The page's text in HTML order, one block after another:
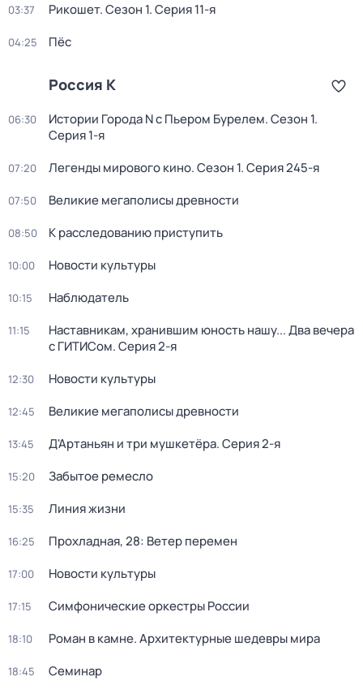
03:37 Рикошет. Сезон 1. Серия 11-я
04:25 Пёс
Россия К
06:30 Истории Города N с Пьером Бурелем. Сезон 1.
Серия 1-я
07:20 Легенды мирового кино. Сезон 1. Серия 245-я
07:50 Великие мегаполисы древности
08:50 К расследованию приступить
10:00 Новости культуры
10:15 Наблюдатель
11:15
Наставникам, хранившим юность нашу... Два вечера
с ГИТИСом. Серия 2-я
12:30 Новости культуры
12:45 Великие мегаполисы древности
13:45 Д'Артаньян и три мушкетёра. Серия 2-я
15:20 Забытое ремесло
15:35 Линия жизни
16:25 Прохладная, 28: Ветер перемен
17:00 Новости культуры
17:15 Симфонические оркестры России
18:10 Роман в камне. Архитектурные шедевры мира
18:45 Семинар